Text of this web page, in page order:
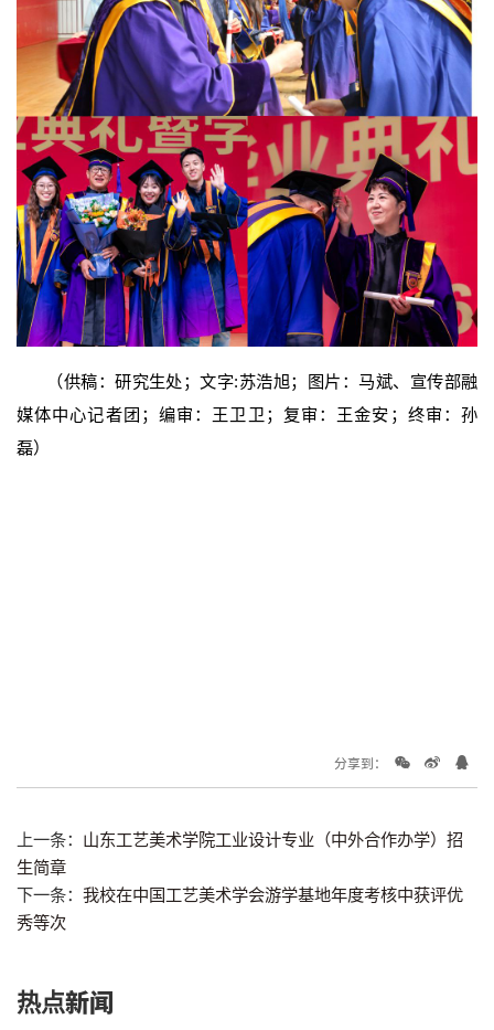
（供稿：研究生处；文字:苏浩旭；图片：马斌、宣传部融
媒体中心记者团；编审：王卫卫；复审：王金安；终审：孙
磊）
分享到：
上一条： 山东工艺美术学院工业设计专业（中外合作办学）招
生简章
下一条： 我校在中国工艺美术学会游学基地年度考核中获评优
秀等次
热点新闻